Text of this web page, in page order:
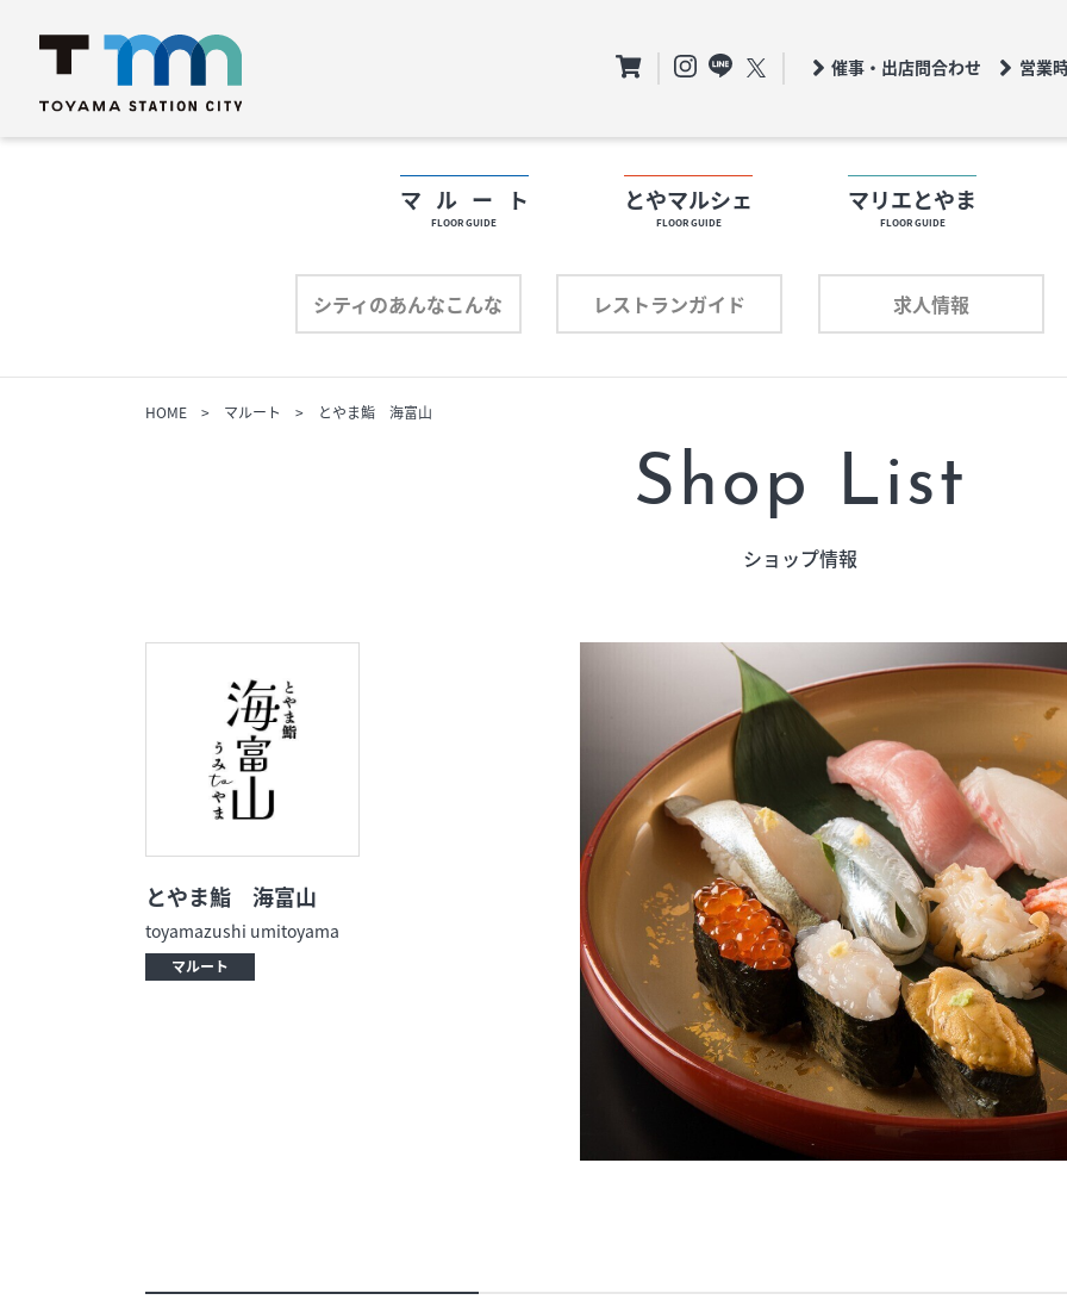
催事・出店問合わせ 営業
マルート
FLOOR GUIDE
とやマルシェ
FLOOR GUIDE
マリエとやま
FLOOR GUIDE
シティのあんなこんな レストランガイド 求人情報
フロアガイド フロアガイド
レストランガイド 求人情報
旬のアイテム 富山のおみや
オフィシャルアカウント インフォメーション 営業時間
ショップ求人情報 会社概要 サイトマップ
HOME マルート とやま鮨 海富山
Shop List
ショップ情報
とやま鮨 海富山
toyamazushi umitoyama
マルート